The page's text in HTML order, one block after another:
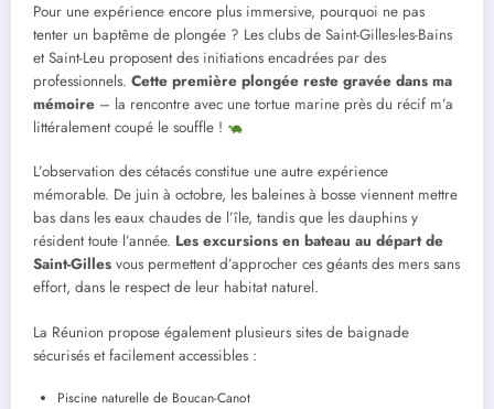
Pour une expérience encore plus immersive, pourquoi ne pas
tenter un baptême de plongée ? Les clubs de Saint-Gilles-les-Bains
et Saint-Leu proposent des initiations encadrées par des
professionnels. Cette première plongée reste gravée dans ma
mémoire – la rencontre avec une tortue marine près du récif m’a
littéralement coupé le souffle !
L’observation des cétacés constitue une autre expérience
mémorable. De juin à octobre, les baleines à bosse viennent mettre
bas dans les eaux chaudes de l’île, tandis que les dauphins y
résident toute l’année. Les excursions en bateau au départ de
Saint-Gilles vous permettent d’approcher ces géants des mers sans
effort, dans le respect de leur habitat naturel.
La Réunion propose également plusieurs sites de baignade
sécurisés et facilement accessibles :
Piscine naturelle de Boucan-Canot